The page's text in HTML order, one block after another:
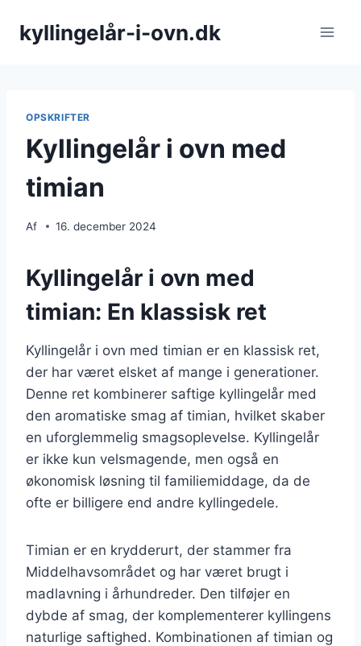
kyllingelår-i-ovn.dk
OPSKRIFTER
Kyllingelår i ovn med
timian
Af 16. december 2024
Kyllingelår i ovn med
timian: En klassisk ret
Kyllingelår i ovn med timian er en klassisk ret,
der har været elsket af mange i generationer.
Denne ret kombinerer saftige kyllingelår med
den aromatiske smag af timian, hvilket skaber
en uforglemmelig smagsoplevelse. Kyllingelår
er ikke kun velsmagende, men også en
økonomisk løsning til familiemiddage, da de
ofte er billigere end andre kyllingedele.
Timian er en krydderurt, der stammer fra
Middelhavsområdet og har været brugt i
madlavning i århundreder. Den tilføjer en
dybde af smag, der komplementerer kyllingens
naturlige saftighed. Kombinationen af timian og